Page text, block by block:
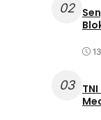
02
03